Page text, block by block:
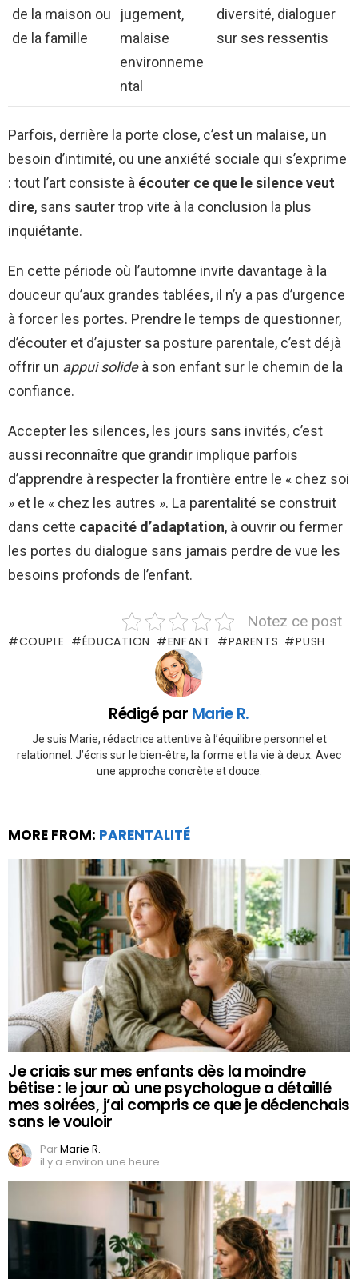
de la maison ou
de la famille
jugement,
malaise
environneme
ntal
diversité, dialoguer
sur ses ressentis
Parfois, derrière la porte close, c’est un malaise, un
besoin d’intimité, ou une anxiété sociale qui s’exprime
: tout l’art consiste à écouter ce que le silence veut
dire, sans sauter trop vite à la conclusion la plus
inquiétante.
En cette période où l’automne invite davantage à la
douceur qu’aux grandes tablées, il n’y a pas d’urgence
à forcer les portes. Prendre le temps de questionner,
d’écouter et d’ajuster sa posture parentale, c’est déjà
offrir un appui solideà son enfant sur le chemin de la
confiance.
Accepter les silences, les jours sans invités, c’est
aussi reconnaître que grandir implique parfois
d’apprendre à respecter la frontière entre le « chez soi
» et le « chez les autres ». La parentalité se construit
dans cette capacité d’adaptation, à ouvrir ou fermer
les portes du dialogue sans jamais perdre de vue les
besoins profonds de l’enfant.
Notez ce post
COUPLE ÉDUCATION ENFANT PARENTS PUSH
Rédigé par Marie R.
Je suis Marie, rédactrice attentive à l’équilibre personnel et
relationnel. J’écris sur le bien-être, la forme et la vie à deux. Avec
une approche concrète et douce.
MORE FROM: PARENTALITÉ
Je criais sur mes enfants dès la moindre
bêtise : le jour où une psychologue a détaillé
mes soirées, j’ai compris ce que je déclenchais
sans le vouloir
ParMarie R.
il y a environ une heure